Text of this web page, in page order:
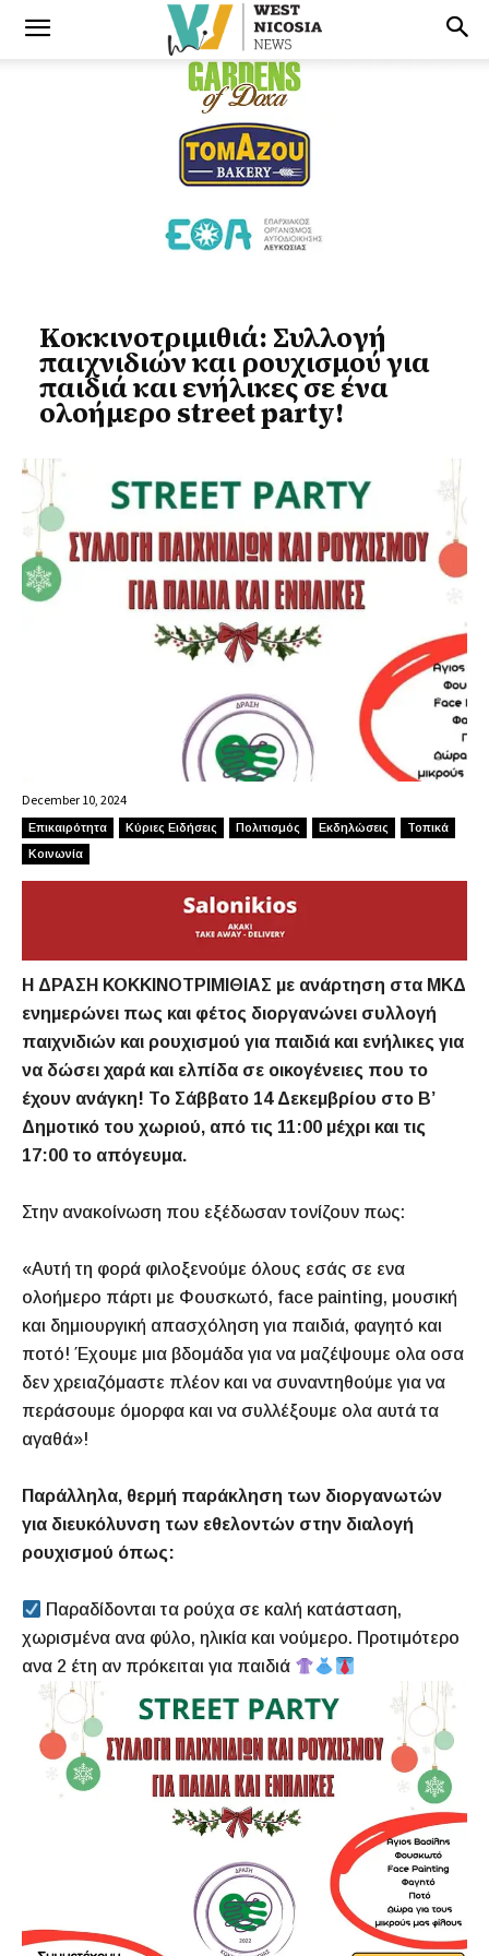
Κοκκινοτριμιθιά: Συλλογή
παιχνιδιών και ρουχισμού για
παιδιά και ενήλικες σε ένα
ολοήμερο street party!
December 10, 2024
Επικαιρότητα Κύριες Ειδήσεις Πολιτισμός Εκδηλώσεις
Τοπικά
Κοινωνία
Η ΔΡΑΣΗ ΚΟΚΚΙΝΟΤΡΙΜΙΘΙΑΣ με ανάρτηση στα ΜΚΔ
ενημερώνει πως και φέτος διοργανώνει συλλογή
παιχνιδιών και ρουχισμού για παιδιά και ενήλικες για
να δώσει χαρά και ελπίδα σε οικογένειες που το
έχουν ανάγκη! Το Σάββατο 14 Δεκεμβρίου στο Β’
Δημοτικό του χωριού, από τις 11:00 μέχρι και τις
17:00 το απόγευμα.
Στην ανακοίνωση που εξέδωσαν τονίζουν πως:
«Αυτή τη φορά φιλοξενούμε όλους εσάς σε ενα
ολοήμερο πάρτι με Φουσκωτό, face painting, μουσική
και δημιουργική απασχόληση για παιδιά, φαγητό και
ποτό! Έχουμε μια βδομάδα για να μαζέψουμε ολα οσα
δεν χρειαζόμαστε πλέον και να συναντηθούμε για να
περάσουμε όμορφα και να συλλέξουμε ολα αυτά τα
αγαθά»!
Παράλληλα, θερμή παράκληση των διοργανωτών
για διευκόλυνση των εθελοντών στην διαλογή
ρουχισμού όπως:
Παραδίδονται τα ρούχα σε καλή κατάσταση,
χωρισμένα ανα φύλο, ηλικία και νούμερο. Προτιμότερο
ανα 2 έτη αν πρόκειται για παιδιά